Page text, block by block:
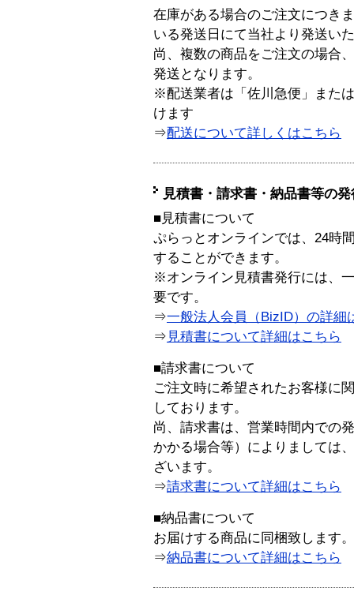
在庫がある場合のご注文につき
いる発送日にて当社より発送い
尚、複数の商品をご注文の場合
発送となります。
※配送業者は「佐川急便」また
けます
⇒配送について詳しくはこちら
見積書・請求書・納品書等の
■見積書について
ぷらっとオンラインでは、24時
することができます。
※オンライン見積書発行には、
要です。
⇒一般法人会員（BizID）の詳細
⇒ 見積書について詳細はこちら
■請求書について
ご注文時に希望されたお客様に
しております。
尚、請求書は、営業時間内での
かかる場合等）によりましては
ざいます。
⇒請求書について詳細はこちら
■納品書について
お届けする商品に同梱致します。
⇒納品書について詳細はこちら